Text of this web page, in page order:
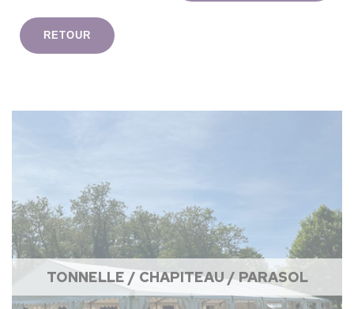
RETOUR
TONNELLE / CHAPITEAU / PARASOL